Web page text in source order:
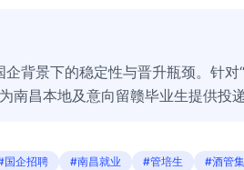
背景下的稳定性与晋升瓶颈。针对
南昌本地及意向留赣毕业生提供投递
国企招聘 #南昌就业 #管培生 #酒管